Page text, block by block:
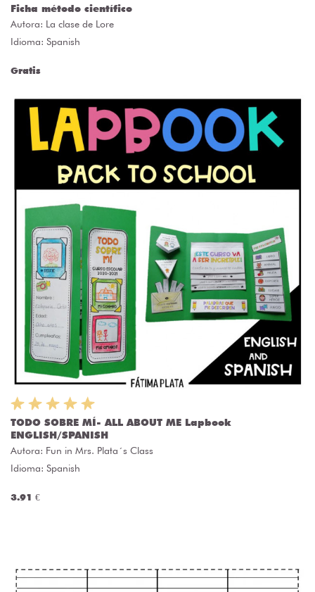
Ficha método científico
Autora: La clase de Lore
Idioma: Spanish
Gratis
TODO SOBRE MÍ- ALL ABOUT ME Lapbook
ENGLISH/SPANISH
Autora: Fun in Mrs. Plata´s Class
Idioma: Spanish
3.91 €